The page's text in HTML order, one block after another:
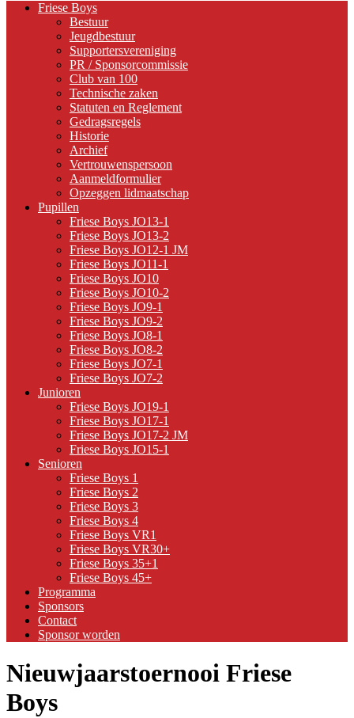
Friese Boys
Bestuur
Jeugdbestuur
Supportersvereniging
PR / Sponsorcommissie
Club van 100
Technische zaken
Statuten en Reglement
Gedragsregels
Historie
Archief
Vertrouwenspersoon
Aanmeldformulier
Opzeggen lidmaatschap
Pupillen
Friese Boys JO13-1
Friese Boys JO13-2
Friese Boys JO12-1 JM
Friese Boys JO11-1
Friese Boys JO10
Friese Boys JO10-2
Friese Boys JO9-1
Friese Boys JO9-2
Friese Boys JO8-1
Friese Boys JO8-2
Friese Boys JO7-1
Friese Boys JO7-2
Junioren
Friese Boys JO19-1
Friese Boys JO17-1
Friese Boys JO17-2 JM
Friese Boys JO15-1
Senioren
Friese Boys 1
Friese Boys 2
Friese Boys 3
Friese Boys 4
Friese Boys VR1
Friese Boys VR30+
Friese Boys 35+1
Friese Boys 45+
Programma
Sponsors
Contact
Sponsor worden
Nieuwjaarstoernooi Friese
Boys